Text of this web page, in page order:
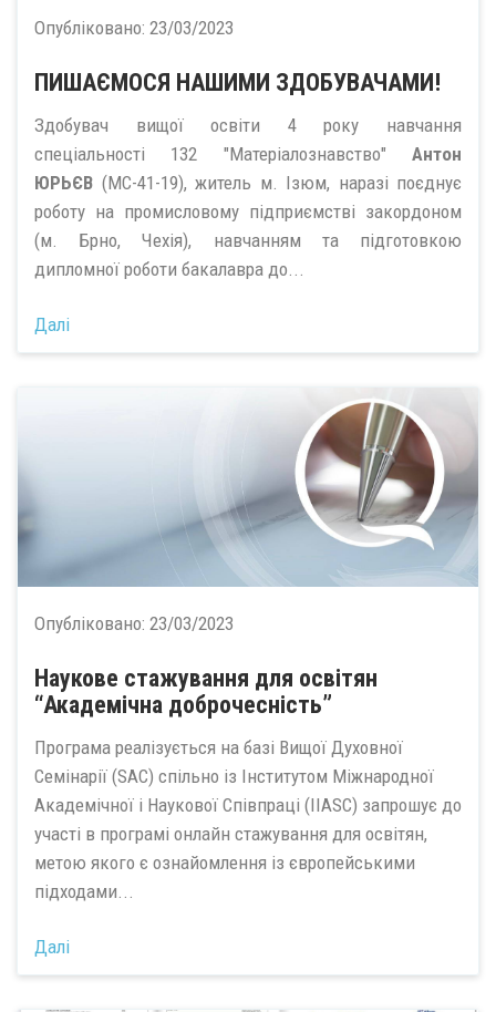
Опубліковано: 23/03/2023
ПИШАЄМОСЯ НАШИМИ ЗДОБУВАЧАМИ!
Здобувач вищої освіти 4 року навчання
спеціальності 132 "Матеріалознавство" Антон
ЮРЬЄВ (МС-41-19), житель м. Ізюм, наразі поєднує
роботу на промисловому підприємстві закордоном
(м. Брно, Чехія), навчанням та підготовкою
дипломної роботи бакалавра до...
Далі
Опубліковано: 23/03/2023
Наукове стажування для освітян
“Академічна доброчесність”
Програма реалізується на базі Вищої Духовної
Семінарії (SAC) спільно із Інститутом Міжнародної
Академічної і Наукової Співпраці (IIASC) запрошує до
участі в програмі онлайн стажування для освітян,
метою якого є ознайомлення із європейськими
підходами...
Далі